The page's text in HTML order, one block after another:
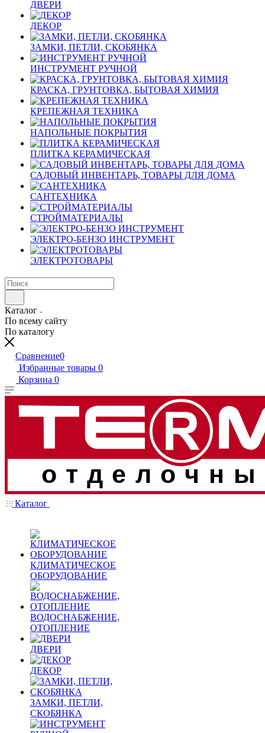
ДВЕРИ
ДЕКОР
ЗАМКИ, ПЕТЛИ, СКОБЯНКА
ИНСТРУМЕНТ РУЧНОЙ
КРАСКА, ГРУНТОВКА, БЫТОВАЯ ХИМИЯ
КРЕПЕЖНАЯ ТЕХНИКА
НАПОЛЬНЫЕ ПОКРЫТИЯ
ПЛИТКА КЕРАМИЧЕСКАЯ
САДОВЫЙ ИНВЕНТАРЬ, ТОВАРЫ ДЛЯ ДОМА
САНТЕХНИКА
СТРОЙМАТЕРИАЛЫ
ЭЛЕКТРО-БЕНЗО ИНСТРУМЕНТ
ЭЛЕКТРОТОВАРЫ
Каталог
По всему сайту
По каталогу
Сравнение0
Избранные товары 0
Корзина 0
Каталог
КЛИМАТИЧЕСКОЕ
ОБОРУДОВАНИЕ
ВОДОСНАБЖЕНИЕ,
ОТОПЛЕНИЕ
ДВЕРИ
ДЕКОР
ЗАМКИ, ПЕТЛИ,
СКОБЯНКА